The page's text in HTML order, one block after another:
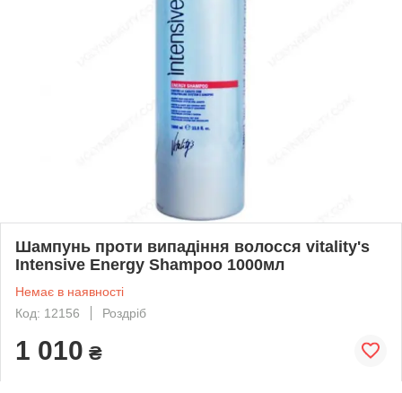
Шампунь проти випадіння волосся vitality's
Intensive Energy Shampoo 1000мл
Немає в наявності
Код: 12156
Роздріб
1 010 ₴